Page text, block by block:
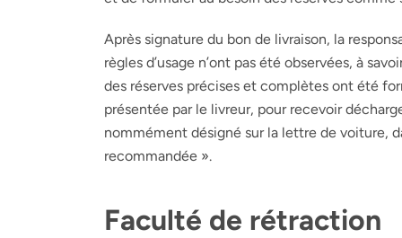
Après signature du bon de livraison, la
règles d’usage n’ont pas été observées, à
des réserves précises et complètes ont été
présentée par le livreur, pour recevoir
nommément désigné sur la lettre de voiture,
recommandée ».
Faculté de rétraction